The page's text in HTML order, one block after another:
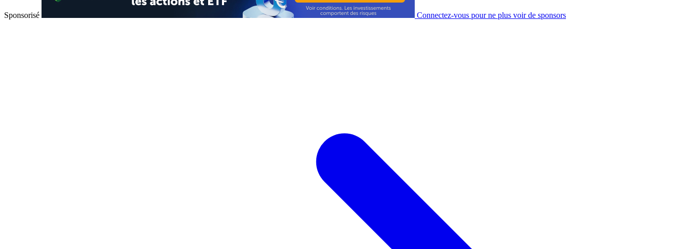
Sponsorisé Connectez-vous pour ne plus voir de sponsors